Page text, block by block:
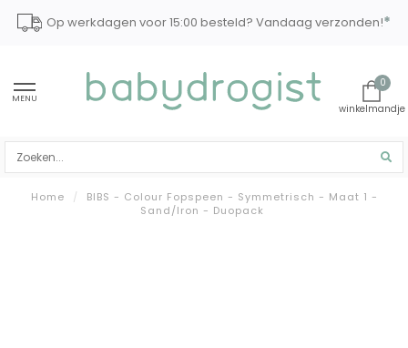
Op werkdagen voor 15:00 besteld? Vandaag verzonden!*
MENU
0
Home /
BIBS - Colour Fopspeen - Symmetrisch - Maat 1 -
Sand/Iron - Duopack